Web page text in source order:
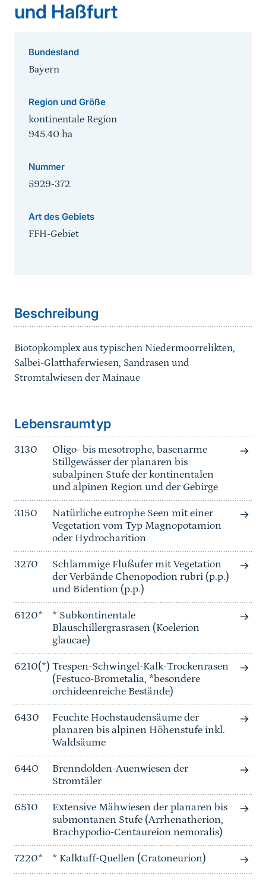
und Haßfurt
Bundesland
Bayern
Region und Größe
kontinentale Region
945.40 ha
Nummer
5929-372
Art des Gebiets
FFH-Gebiet
Beschreibung
Biotopkomplex aus typischen Niedermoorrelikten,
Salbei-Glatthaferwiesen, Sandrasen und
Stromtalwiesen der Mainaue
Lebensraumtyp
3130
Oligo- bis mesotrophe, basenarme
Stillgewässer der planaren bis
subalpinen Stufe der kontinentalen
und alpinen Region und der Gebirge
3150
Natürliche eutrophe Seen mit einer
Vegetation vom Typ Magnopotamion
oder Hydrocharition
3270
Schlammige Flußufer mit Vegetation
der Verbände Chenopodion rubri (p.p.)
und Bidention (p.p.)
6120*
* Subkontinentale
Blauschillergrasrasen (Koelerion
glaucae)
6210(*) Trespen-Schwingel-Kalk-Trockenrasen
(Festuco-Brometalia, *besondere
orchideenreiche Bestände)
6430
Feuchte Hochstaudensäume der
planaren bis alpinen Höhenstufe inkl.
Waldsäume
6440
Brenndolden-Auenwiesen der
Stromtäler
6510
Extensive Mähwiesen der planaren bis
submontanen Stufe (Arrhenatherion,
Brachypodio-Centaureion nemoralis)
7220* * Kalktuff-Quellen (Cratoneurion)